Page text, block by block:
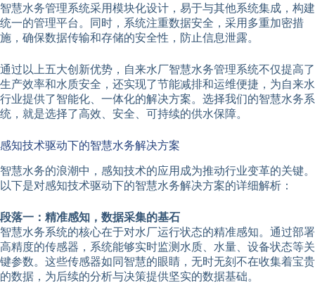
智慧水务管理系统采用模块化设计，易于与其他系统集成，构建
统一的管理平台。同时，系统注重数据安全，采用多重加密措
施，确保数据传输和存储的安全性，防止信息泄露。
通过以上五大创新优势，自来水厂智慧水务管理系统不仅提高了
生产效率和水质安全，还实现了节能减排和运维便捷，为自来水
行业提供了智能化、一体化的解决方案。选择我们的智慧水务系
统，就是选择了高效、安全、可持续的供水保障。
感知技术驱动下的智慧水务解决方案
智慧水务的浪潮中，感知技术的应用成为推动行业变革的关键。
以下是对感知技术驱动下的智慧水务解决方案的详细解析：
段落一：精准感知，数据采集的基石
智慧水务系统的核心在于对水厂运行状态的精准感知。通过部署
高精度的传感器，系统能够实时监测水质、水量、设备状态等关
键参数。这些传感器如同智慧的眼睛，无时无刻不在收集着宝贵
的数据，为后续的分析与决策提供坚实的数据基础。